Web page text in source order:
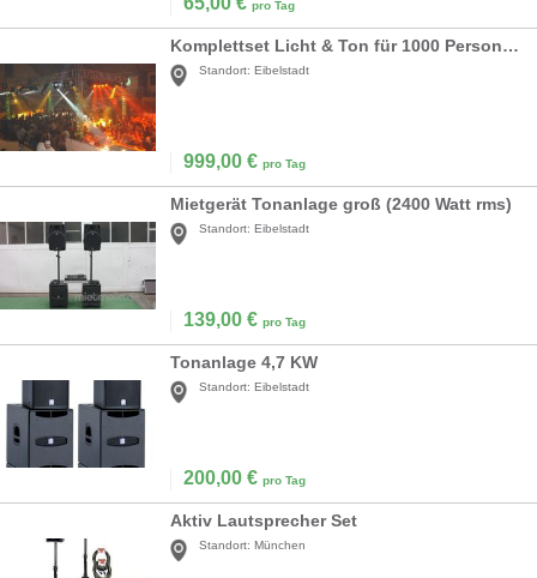
pro Tag
Komplettset Licht & Ton für 1000 Personen mit d&b
Standort: Eibelstadt
999,00 € pro Tag
Mietgerät Tonanlage groß (2400 Watt rms)
Standort: Eibelstadt
139,00 € pro Tag
Tonanlage 4,7 KW
Standort: Eibelstadt
200,00 € pro Tag
Aktiv Lautsprecher Set
Standort: München